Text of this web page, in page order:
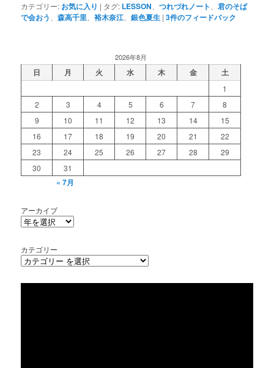
カテゴリー: お気に入り | タグ: LESSON 、つれづれノート 、君のそば
で会おう
、森高千里 、裕木奈江 、銀色夏生 |3件のフィードバック
2026年8月
日 月 火 水 木 金 土
1
2
3 4 5 6 7
8
9
10 11 12 13 14
15
16
17 18 19 20 21
22
23
24 25 26 27 28
29
30
31
« 7月
アーカイブ
カテゴリー